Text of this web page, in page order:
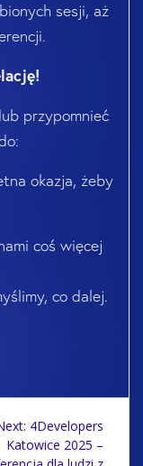
sesji, aż
przypomnieć
okazja, żeby
coś więcej
co dalej.
Next
post:
4Developers
Katowice 2025 –